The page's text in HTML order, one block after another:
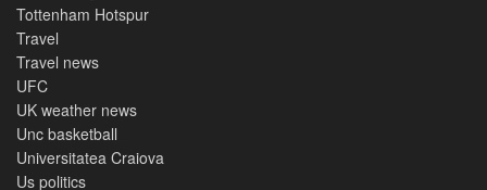
Tottenham Hotspur
Travel
Travel news
UFC
UK weather news
Unc basketball
Universitatea Craiova
Us politics